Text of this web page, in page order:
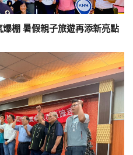
棚 暑假親子旅遊再添新亮點